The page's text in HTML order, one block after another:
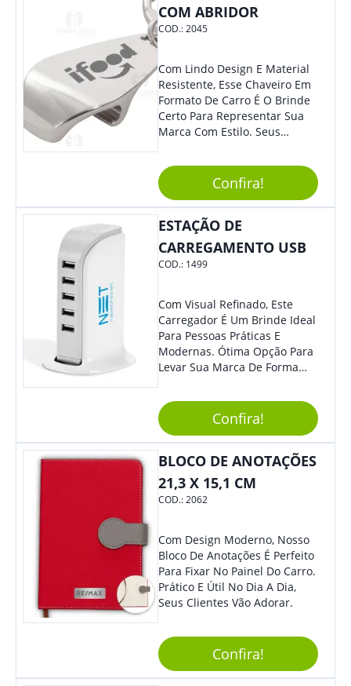
COM ABRIDOR
COD.:2045
Com Lindo Design E Material
Resistente, Esse Chaveiro Em
Formato De Carro É O Brinde
Certo Para Representar Sua
Marca Com Estilo. Seus
Adorar.
Confira!
ESTAÇÃO DE
CARREGAMENTO USB
COD.: 1499
Com Visual Refinado, Este
Carregador É Um Brinde Ideal
Para Pessoas Práticas E
Modernas. Ótima Opção Para
Levar Sua Marca De Forma
Sua Empresa Em Eventos,
Reuniões Corporativas Ou Até
Mesmo Para Presentear
Colaboradores E Parceiros De
Sua Empresa.
Confira!
BLOCO DE ANOTAÇÕES
21,3 X 15,1 CM
COD.:2062
Com Design Moderno, Nosso
Bloco De Anotações É Perfeito
Para Fixar No Painel Do Carro.
Prático E Útil No Dia A Dia,
Seus Clientes Vão Adorar.
Confira!